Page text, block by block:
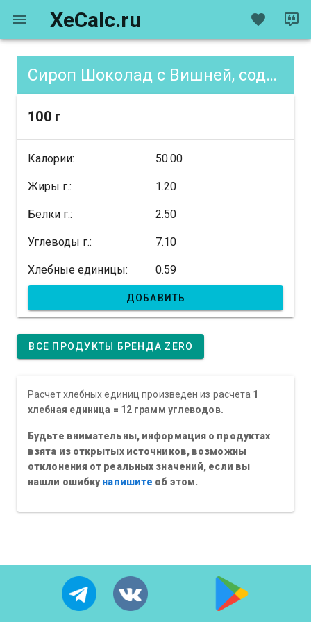
XeCalc.ru
Сироп Шоколад с Вишней, содержание XE
100 г
Калории: 50.00
Жиры г.: 1.20
Белки г.: 2.50
Углеводы г.: 7.10
Хлебные единицы: 0.59
ДОБАВИТЬ
ВСЕ ПРОДУКТЫ БРЕНДА ZERO
Расчет хлебных единиц произведен из расчета 1
хлебная единица = 12 грамм углеводов.
Будьте внимательны, информация о продуктах
взята из открытых источников, возможны
отклонения от реальных значений, если вы
нашли ошибкунапишите об этом.